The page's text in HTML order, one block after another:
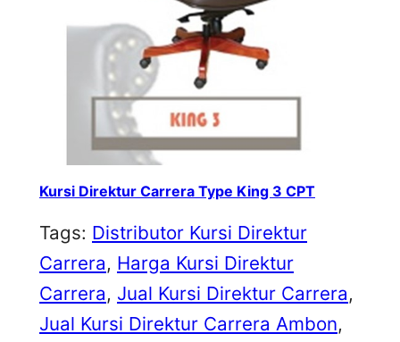
Kursi Direktur Carrera Type King 3 CPT
Tags: Distributor Kursi Direktur
Carrera, Harga Kursi Direktur
Carrera, Jual Kursi Direktur Carrera
Jual Kursi Direktur Carrera Ambon